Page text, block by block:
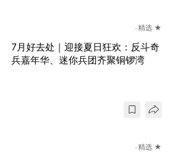
精选 ★
7月好去处｜迎接夏日狂欢：反斗奇
兵嘉年华、迷你兵团齐聚铜锣湾
精选 ★